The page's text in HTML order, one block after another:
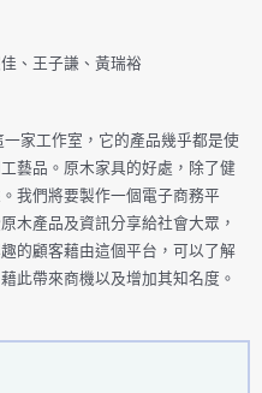
、王子謙、黃瑞裕
家工作室，它的產品幾乎都是使
藝品。原木家具的好處，除了健
我們將要製作一個電子商務平
木產品及資訊分享給社會大眾，
的顧客藉由這個平台，可以了解
此帶來商機以及增加其知名度。